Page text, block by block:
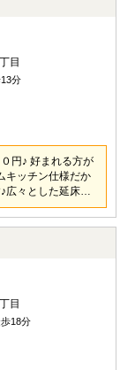
目
分
円♪ 好まれる方が
キッチン仕様だか
々とした延床面
目
18分